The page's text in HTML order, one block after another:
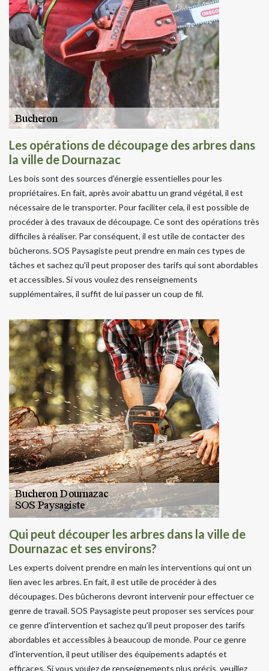
Les opérations de découpage des arbres dans
la ville de Dournazac
Les bois sont des sources d'énergie essentielles pour les
propriétaires. En fait, après avoir abattu un grand végétal, il est
nécessaire de le transporter. Pour faciliter cela, il est possible de
procéder à des travaux de découpage. Ce sont des opérations très
difficiles à réaliser. Par conséquent, il est utile de contacter des
bûcherons. SOS Paysagiste peut prendre en main ces types de
tâches et sachez qu'il peut proposer des tarifs qui sont abordables
et accessibles. Si vous voulez des renseignements
supplémentaires, il suffit de lui passer un coup de fil.
Qui peut découper les arbres dans la ville de
Dournazac et ses environs?
Les experts doivent prendre en main les interventions qui ont un
lien avec les arbres. En fait, il est utile de procéder à des
découpages. Des bûcherons devront intervenir pour effectuer ce
genre de travail. SOS Paysagiste peut proposer ses services pour
ce genre d'intervention et sachez qu'il peut proposer des tarifs
abordables et accessibles à beaucoup de monde. Pour ce genre
d'intervention, il peut utiliser des équipements adaptés et
efficaces. Si vous voulez de renseignements plus précis, veuillez